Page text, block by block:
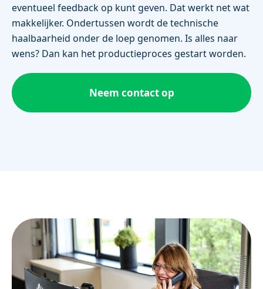
eventueel feedback op kunt geven. Dat werkt net wat
makkelijker. Ondertussen wordt de technische
haalbaarheid onder de loep genomen. Is alles naar
wens? Dan kan het productieproces gestart worden.
Neem contact op